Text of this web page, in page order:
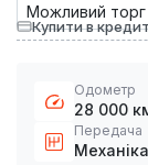
Можливий торг
Купити в
Одометр
28 000
Передача
Механіка